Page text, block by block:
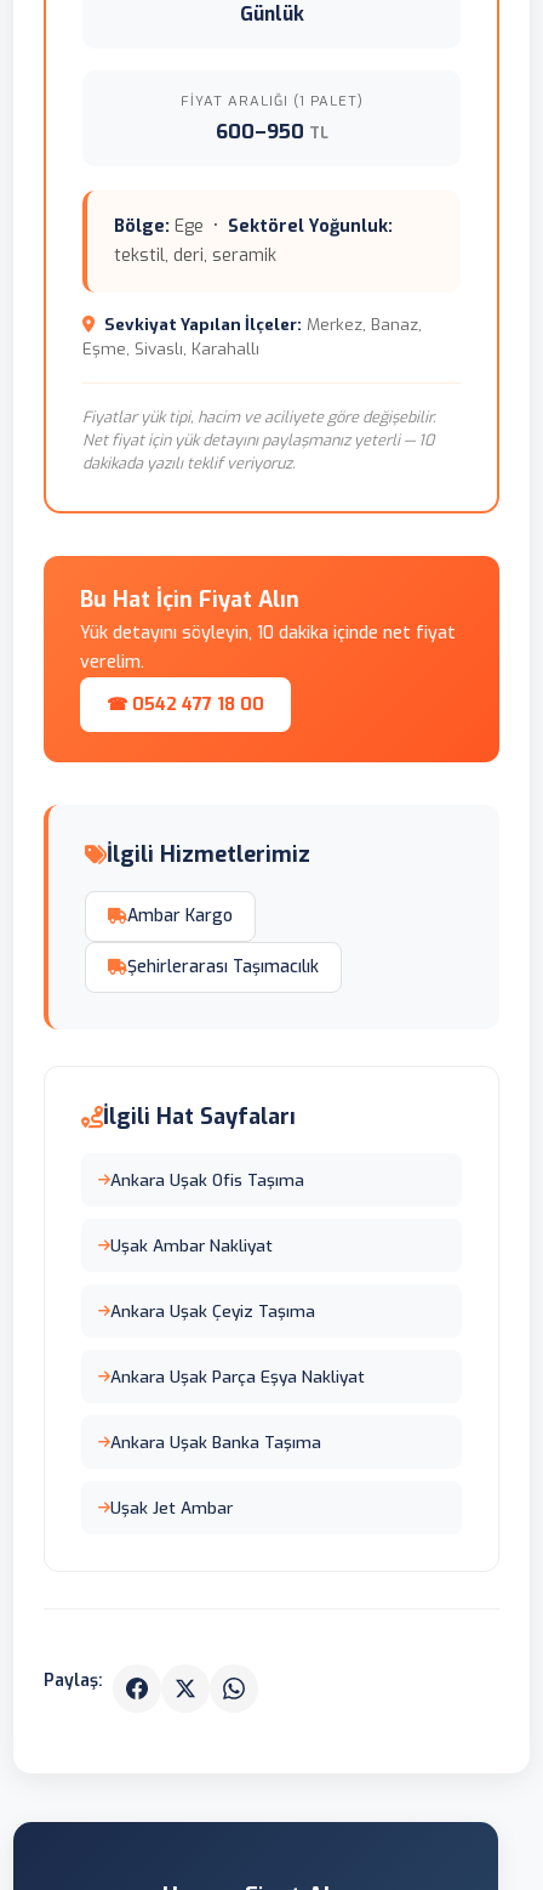
Günlük
FIYAT ARALIĞI (1 PALET)
600–950 TL
Bölge: Ege • Sektörel Yoğunluk:
tekstil, deri, seramik
Sevkiyat Yapılan İlçeler: Merkez, Banaz,
Eşme, Sivaslı, Karahallı
Fiyatlar yük tipi, hacim ve aciliyete göre değişebilir.
Net fiyat için yük detayını paylaşmanız yeterli — 10
dakikada yazılı teklif veriyoruz.
Bu Hat İçin Fiyat Alın
Yük detayını söyleyin, 10 dakika içinde net fiyat
verelim.
☎ 0542 477 18 00
İlgili Hizmetlerimiz
Ambar Kargo
Şehirlerarası Taşımacılık
İlgili Hat Sayfaları
Ankara Uşak Ofis Taşıma
Uşak Ambar Nakliyat
Ankara Uşak Çeyiz Taşıma
Ankara Uşak Parça Eşya Nakliyat
Ankara Uşak Banka Taşıma
Uşak Jet Ambar
Paylaş: